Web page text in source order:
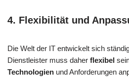
4. Flexibilität und
Die Welt der IT entwickelt sich
Dienstleister muss daher flexibel
Technologien und Anforderungen